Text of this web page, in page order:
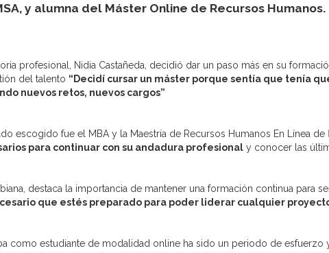
y alumna del Máster Online de Recursos Humanos.
profesional, Nidia Castañeda, decidió dar un paso más en su
del talento “Decidí cursar un máster porque sentía que tenía
nuevos retos, nuevos cargos”
escogido fue el MBA y la Maestría de Recursos Humanos En Línea de
para continuar con su andadura profesional y conocer las
destaca la importancia de mantener una formación continua para
que estés preparado para poder liderar cualquier
como estudiante de modalidad online ha sido un periodo de esfuerzo